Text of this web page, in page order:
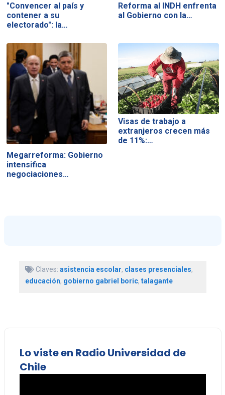
"Convencer al país y
contener a su
electorado": la…
Reforma al INDH enfrenta
al Gobierno con la…
Megarreforma: Gobierno
intensifica
negociaciones…
Visas de trabajo a
extranjeros crecen más
de 11%:…
Claves: asistencia escolar, clases presenciales,
educación, gobierno gabriel boric, talagante
Lo viste en Radio Universidad de
Chile